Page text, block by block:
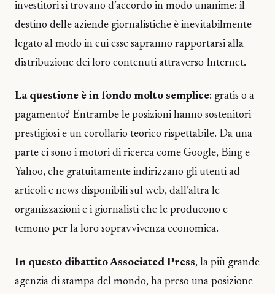
investitori si trovano d’accordo in modo unanime: il
destino delle aziende giornalistiche è inevitabilmente
legato al modo in cui esse sapranno rapportarsi alla
distribuzione dei loro contenuti attraverso Internet.
La questione è in fondo molto semplice: gratis o a
pagamento? Entrambe le posizioni hanno sostenitori
prestigiosi e un corollario teorico rispettabile. Da una
parte ci sono i motori di ricerca come Google, Bing e
Yahoo, che gratuitamente indirizzano gli utenti ad
articoli e news disponibili sul web, dall’altra le
organizzazioni e i giornalisti che le producono e
temono per la loro sopravvivenza economica.
In questo dibattito Associated Press, la più grande
agenzia di stampa del mondo, ha preso una posizione